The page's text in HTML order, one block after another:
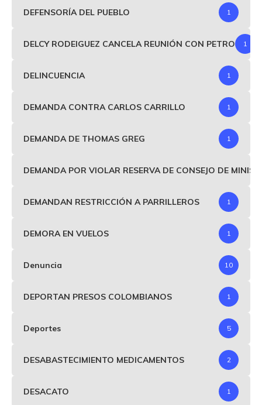
DEFENSORÍA DEL PUEBLO 1
DELCY RODEIGUEZ CANCELA REUNIÓN CON PETRO 1
DELINCUENCIA 1
DEMANDA CONTRA CARLOS CARRILLO 1
DEMANDA DE THOMAS GREG 1
DEMANDA POR VIOLAR RESERVA DE CONSEJO DE
DEMANDAN RESTRICCIÓN A PARRILLEROS 1
DEMORA EN VUELOS 1
Denuncia 10
DEPORTAN PRESOS COLOMBIANOS 1
Deportes 5
DESABASTECIMIENTO MEDICAMENTOS 2
DESACATO 1